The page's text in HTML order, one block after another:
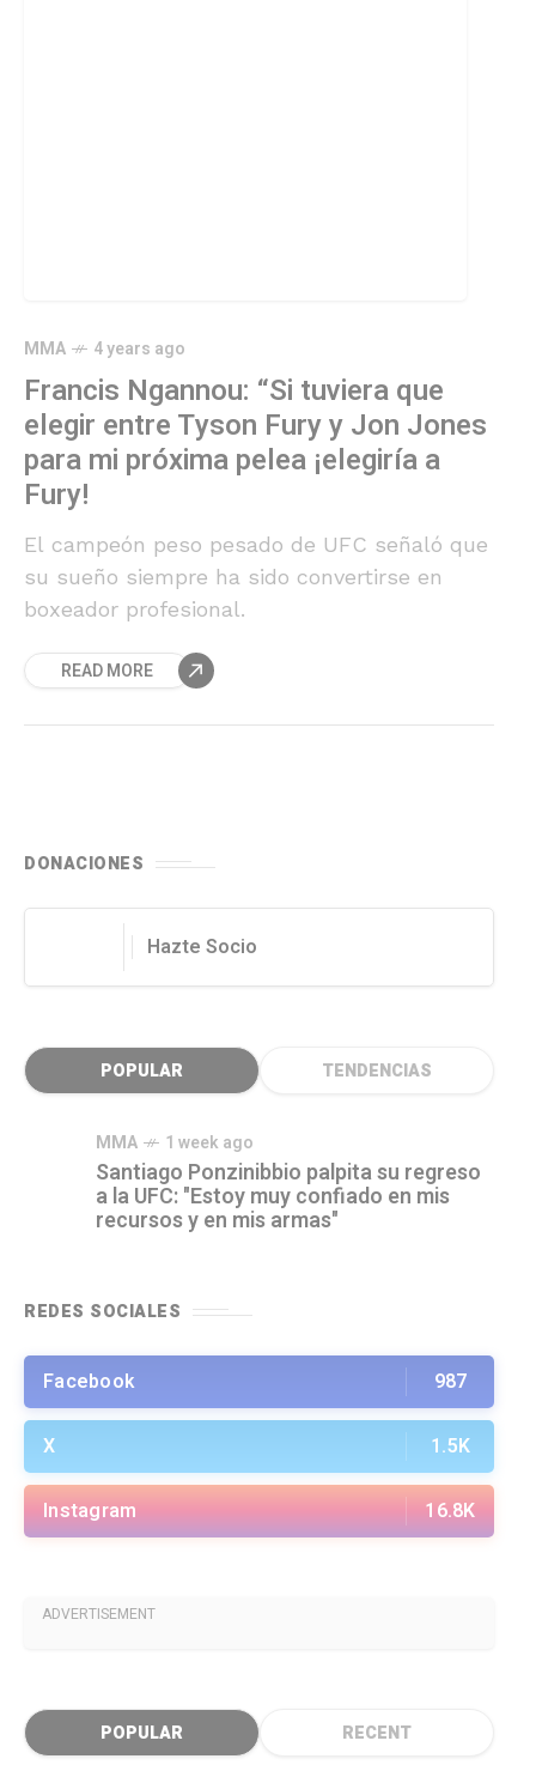
MMA 4 years ago
Francis Ngannou: “Si tuviera que
elegir entre Tyson Fury y Jon Jones
para mi próxima pelea ¡elegiría a
Fury!
El campeón peso pesado de UFC señaló que
su sueño siempre ha sido convertirse en
boxeador profesional.
READ MORE
DONACIONES
Hazte Socio
POPULAR TENDENCIAS
MMA 1 week ago
Santiago Ponzinibbio palpita su regreso
a la UFC: "Estoy muy confiado en mis
recursos y en mis armas"
REDES SOCIALES
Facebook 987
X 1.5K
Instagram 16.8K
ADVERTISEMENT
POPULAR RECENT